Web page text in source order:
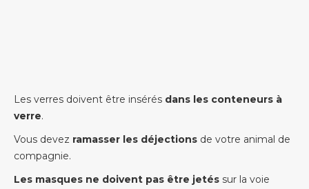
Les verres doivent être insérés dans les conteneurs à
verre.
Vous devez ramasser les déjections de votre animal de
compagnie.
Les masques ne doivent pas être jetés sur la voie